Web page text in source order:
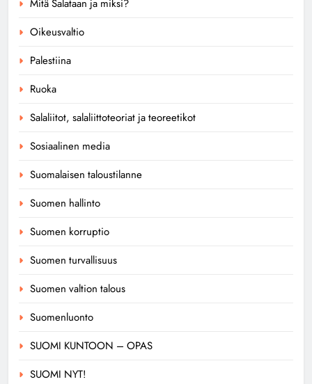
Mitä Salataan ja miksi?
Oikeusvaltio
Palestiina
Ruoka
Salaliitot, salaliittoteoriat ja teoreetikot
Sosiaalinen media
Suomalaisen taloustilanne
Suomen hallinto
Suomen korruptio
Suomen turvallisuus
Suomen valtion talous
Suomenluonto
SUOMI KUNTOON – OPAS
SUOMI NYT!